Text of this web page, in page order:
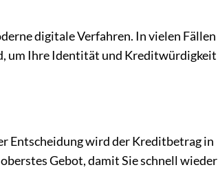
digitale Verfahren. In vielen Fällen
um Ihre Identität und Kreditwürdigkeit
Entscheidung wird der Kreditbetrag in
Gebot, damit Sie schnell wieder